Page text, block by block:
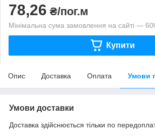
78,26 ₴/пог.м
Мінімальна сума замовлення на сайті —
Купити
Опис Доставка Оплата Умови
Умови доставки
Доставка здійснюється тільки по